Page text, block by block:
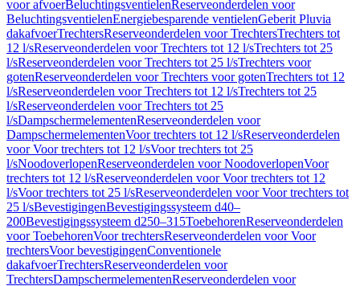
voor afvoerBeluchtingsventielenReserveonderdelen voor
BeluchtingsventielenEnergiebesparende ventielenGeberit Pluvia
dakafvoerTrechtersReserveonderdelen voor TrechtersTrechters tot
12 l/sReserveonderdelen voor Trechters tot 12 l/sTrechters tot 25
l/sReserveonderdelen voor Trechters tot 25 l/sTrechters voor
gotenReserveonderdelen voor Trechters voor gotenTrechters tot 12
l/sReserveonderdelen voor Trechters tot 12 l/sTrechters tot 25
l/sReserveonderdelen voor Trechters tot 25
l/sDampschermelementenReserveonderdelen voor
DampschermelementenVoor trechters tot 12 l/sReserveonderdelen
voor Voor trechters tot 12 l/sVoor trechters tot 25
l/sNoodoverlopenReserveonderdelen voor NoodoverlopenVoor
trechters tot 12 l/sReserveonderdelen voor Voor trechters tot 12
l/sVoor trechters tot 25 l/sReserveonderdelen voor Voor trechters tot
25 l/sBevestigingenBevestigingssysteem d40–
200Bevestigingssysteem d250–315ToebehorenReserveonderdelen
voor ToebehorenVoor trechtersReserveonderdelen voor Voor
trechtersVoor bevestigingenConventionele
dakafvoerTrechtersReserveonderdelen voor
TrechtersDampschermelementenReserveonderdelen voor